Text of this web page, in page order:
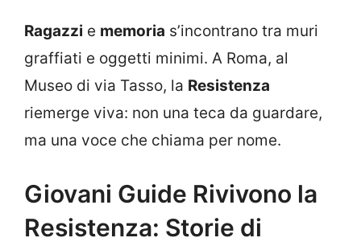
Ragazzi e memoria s’incontrano tra muri
graffiati e oggetti minimi. A Roma, al
Museo di via Tasso, la Resistenza
riemerge viva: non una teca da guardare,
ma una voce che chiama per nome.
Giovani Guide Rivivono la
Resistenza: Storie di